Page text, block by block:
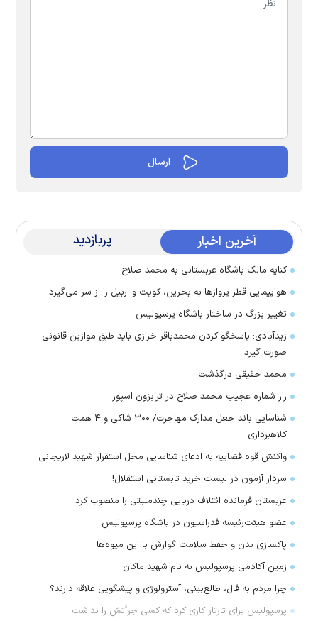
آخرین اخبار پربازدید
کنایه مالک باشگاه عربستانی به محمد صلاح
هواپیمایی قطر پرواز‌ها به بحرین، کویت و اربیل را از سر می‌گیرد
تغییر بزرگ در ساختار باشگاه پرسپولیس
زیدآبادی: پاسخگو کردن محمدباقر خرازی باید طبق موازین قانونی
صورت گیرد
محمد حقیقی درگذشت
راز شماره عجیب محمد صلاح در ترابزون اسپور
شناسایی باند جعل مدارک مهاجرت/ ۳۰۰ شاکی و ۴ همت
کلاهبرداری
واکنش قوه قضاییه به ادعای شناسایی محل استقرار شهید لاریجانی
سردار آزمون در لیست خرید تابستانی استقلال!
عربستان فرمانده ائتلاف دریایی چندملیتی را منصوب کرد
عضو هیئت‌رئیسه فدراسیون در باشگاه پرسپولیس
پاکسازی بدن و حفظ سلامت گوارش با این میوه‌ها
زمین آکادمی پرسپولیس به نام شهید ماکان
چرا مردم به فال، طالع‌بینی، آسترولوژی و پیشگویی علاقه دارند؟
پرسپولیس برای تارتار کاری کرد که کسی جرأتش را نداشت